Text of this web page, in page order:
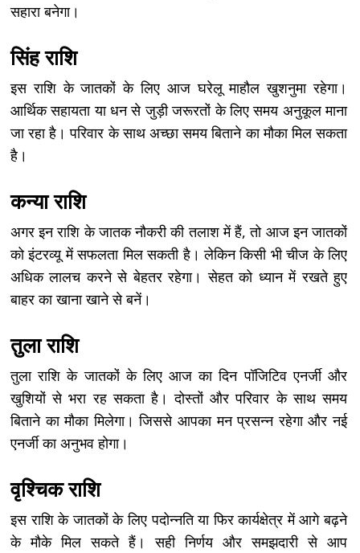
सहारा बनेगा।
सिंह राशि
इस राशि के जातकों के लिए आज घरेलू माहौल खुशनुमा रहेगा।
आर्थिक सहायता या धन से जुड़ी जरूरतों के लिए समय अनुकूल माना
जा रहा है। परिवार के साथ अच्छा समय बिताने का मौका मिल सकता
है।
कन्या राशि
अगर इन राशि के जातक नौकरी की तलाश में हैं, तो आज इन जातकों
को इंटरव्यू में सफलता मिल सकती है। लेकिन किसी भी चीज के लिए
अधिक लालच करने से बेहतर रहेगा। सेहत को ध्यान में रखते हुए
बाहर का खाना खाने से बनें।
तुला राशि
तुला राशि के जातकों के लिए आज का दिन पॉजिटिव एनर्जी और
खुशियों से भरा रह सकता है। दोस्तों और परिवार के साथ समय
बिताने का मौका मिलेगा। जिससे आपका मन प्रसन्न रहेगा और नई
एनर्जी का अनुभव होगा।
वृश्चिक राशि
इस राशि के जातकों के लिए पदोन्नति या फिर कार्यक्षेत्र में आगे बढ़ने
के मौके मिल सकते हैं। सही निर्णय और समझदारी से आप